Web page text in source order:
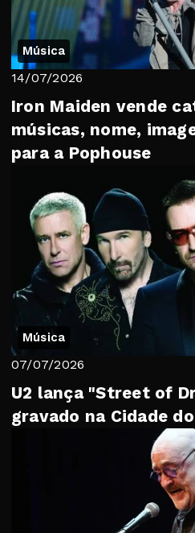
Música
14/07/2026
Iron Maiden vende
músicas, nome,
para a Pophouse
Música
07/07/2026
U2 lança "Street of
gravado na Cidade